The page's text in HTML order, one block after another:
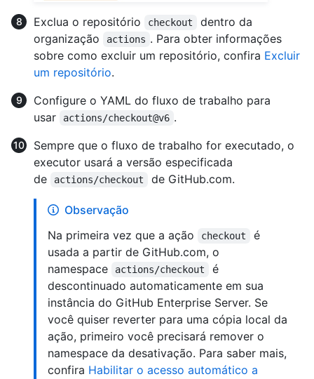
Exclua o repositório checkout
dentro da
organização
actions . Para obter informações
sobre como excluir um repositório, confira Excluir
um repositório.
Configure o YAML do fluxo de trabalho para
usar
actions/checkout@v6 .
Sempre que o fluxo de trabalho for executado, o
executor usará a versão especificada
de
actions/checkout de GitHub.com.
Observação
Na primeira vez que a ação
checkout
é
usada a partir de GitHub.com, o
namespace
actions/checkout
é
descontinuado automaticamente em sua
instância do GitHub Enterprise Server. Se
você quiser reverter para uma cópia local da
ação, primeiro você precisará remover o
namespace da desativação. Para saber mais,
confira Habilitar o acesso automático a